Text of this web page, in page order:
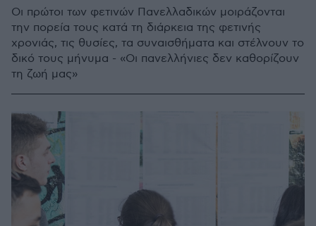
Οι πρώτοι των φετινών Πανελλαδικών μοιράζονται
την πορεία τους κατά τη διάρκεια της φετινής
χρονιάς, τις θυσίες, τα συναισθήματα και στέλνουν το
δικό τους μήνυμα - «Οι πανελλήνιες δεν καθορίζουν
τη ζωή μας»